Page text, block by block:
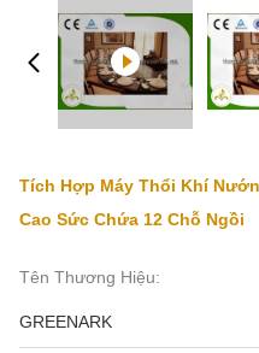
Tích Hợp Máy Thổi Khí
Cao Sức Chứa 12 Chỗ Ngồi
Tên Thương Hiệu:
GREENARK